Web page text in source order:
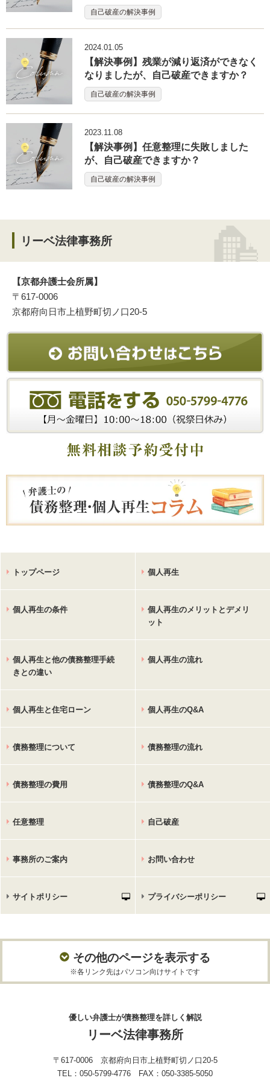
自己破産の解決事例
2024.01.05
【解決事例】残業が減り返済ができなく
なりましたが、自己破産できますか？
自己破産の解決事例
2023.11.08
【解決事例】任意整理に失敗しました
が、自己破産できますか？
自己破産の解決事例
リーベ法律事務所
【京都弁護士会所属】
〒617-0006
京都府向日市上植野町切ノ口20-5
トップページ 個人再生
個人再生の条件
個人再生のメリットとデメリ
ット
個人再生と他の債務整理手続
きとの違い
個人再生の流れ
個人再生と住宅ローン 個人再生のQ&A
債務整理について 債務整理の流れ
債務整理の費用 債務整理のQ&A
任意整理 自己破産
事務所のご案内 お問い合わせ
サイトポリシー プライバシーポリシー
その他のページを表示する
※各リンク先はパソコン向けサイトです
優しい弁護士が債務整理を詳しく解説
リーベ法律事務所
〒617-0006 京都府向日市上植野町切ノ口20-5
TEL：050-5799-4776 FAX：050-3385-5050